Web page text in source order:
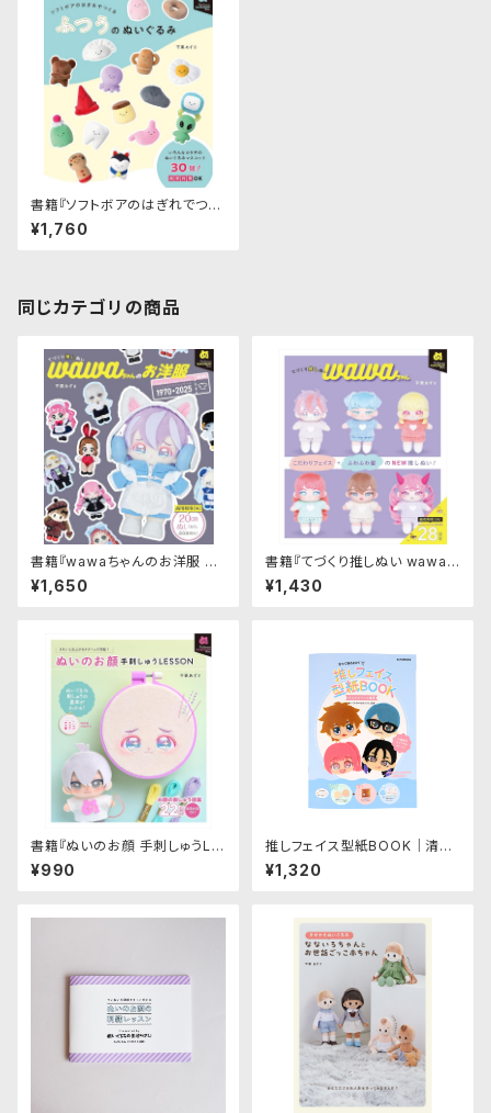
書籍『ソフトボアのはぎれでつく
る ふつうのぬいぐるみ』｜グラフ
ィック社
¥1,760
同じカテゴリの商品
書籍『wawaちゃんのお洋服 フ
ァッションタイムトラベル1970
→2025』｜グラフィック社
¥1,650
書籍『てづくり推しぬい wawaち
ゃん』｜グラフィック社
¥1,430
書籍『ぬいのお顔 手刺しゅうLE
SSON』｜グラフィック社
¥990
推しフェイス型紙BOOK｜清原
株式会社
¥1,320